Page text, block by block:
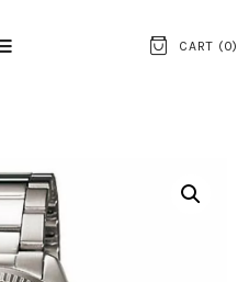
CART (0)